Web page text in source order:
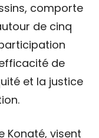
comporte
de cinq
de
et la justice
Konaté, visent